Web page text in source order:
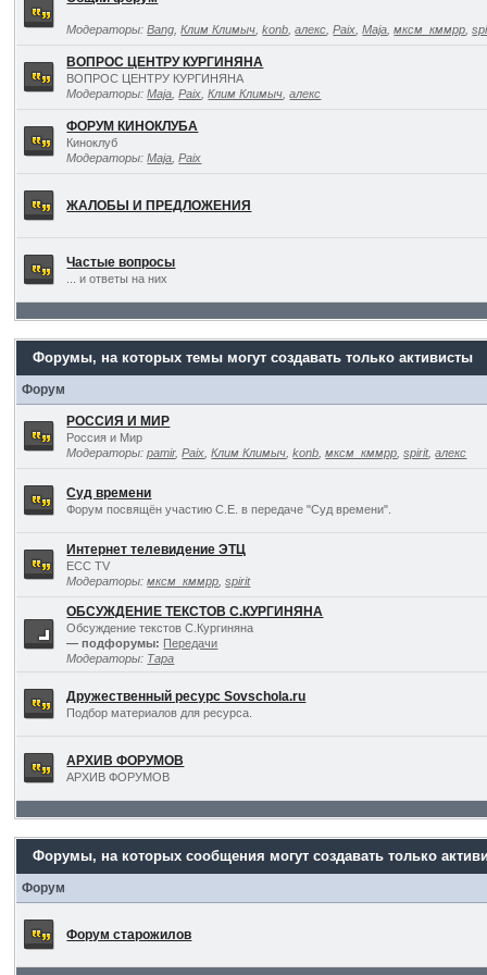
Модераторы:Bang ,Клим Климыч ,konb ,алекс ,Paix ,Maja ,мксм_кммрр ,
ВОПРОС ЦЕНТРУ КУРГИНЯНА
ВОПРОС ЦЕНТРУ КУРГИНЯНА
Модераторы:Maja ,Paix ,Клим Климыч ,алекс
ФОРУМ КИНОКЛУБА
Киноклуб
Модераторы:Maja ,Paix
ЖАЛОБЫ И ПРЕДЛОЖЕНИЯ
Частые вопросы
... и ответы на них
Форумы, на которых темы могут создавать только активисты
Форум
РОССИЯ И МИР
Россия и Мир
Модераторы:pamir,Paix ,Клим Климыч ,konb ,мксм_кммрр ,spirit,алекс
Суд времени
Форум посвящён участию С.Е. в передаче "Суд времени".
Интернет телевидение ЭТЦ
ECC TV
Модераторы:мксм_кммрр ,spirit
ОБСУЖДЕНИЕ ТЕКСТОВ С.КУРГИНЯНА
Обсуждение текстов С.Кургиняна
— подфорумы: Передачи
Модераторы: Тара
Дружественный ресурс Sovschola.ru
Подбор материалов для ресурса.
АРХИВ ФОРУМОВ
АРХИВ ФОРУМОВ
Форумы, на которых сообщения могут создавать только
Форум
Форум старожилов